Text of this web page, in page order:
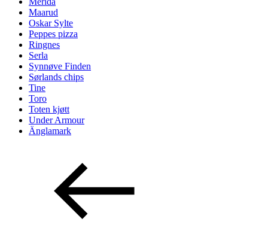
Maarud
Oskar Sylte
Peppes pizza
Ringnes
Serla
Synnøve Finden
Sørlands chips
Tine
Toro
Toten kjøtt
Under Armour
Änglamark